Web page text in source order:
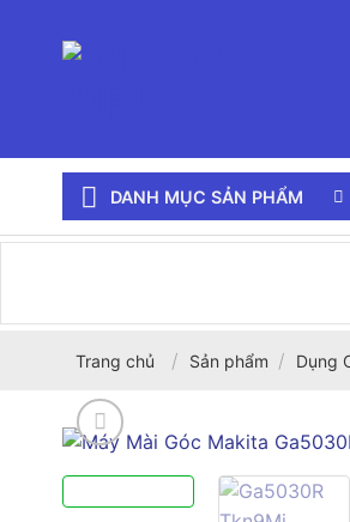
DANH MỤC SẢN PHẨM
Trang chủ / Sản phẩm / Dụng